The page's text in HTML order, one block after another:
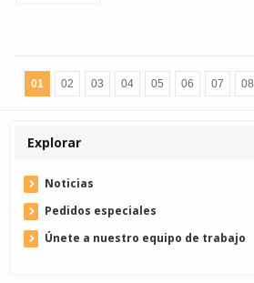
01 02 03 04 05 06 07 08
Explorar
Noticias
Pedidos especiales
Únete a nuestro equipo de trabajo